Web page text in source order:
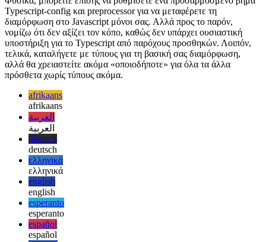
// End of file.
Φυσικά, μπορείτε επίσης να ρυθμίσετε ένα προσαρμοσμένο βήμα
Typescript-config και preprocessor για να μεταφέρετε τη
διαμόρφωση στο Javascript μόνοι σας. Αλλά προς το παρόν,
νομίζω ότι δεν αξίζει τον κόπο, καθώς δεν υπάρχει ουσιαστική
υποστήριξη για το Typescript από παρόχους προσθηκών. Λοιπόν,
αλλά θα χρειαστείτε ακόμα «οποιοδήποτε» για όλα τα άλλα
πρόσθετα χωρίς τύπους ακόμα.
afrikaans
afrikaans
العربية
العربية
deutsch
deutsch
ελληνικά
ελληνικά
english
english
esperanto